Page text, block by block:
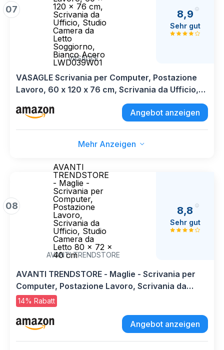
07
120 x 76 cm,
Scrivania da
Ufficio, Studio
Camera da
Letto
Soggiorno,
Bianco Acero
LWD039W01
VASAGLE
8,9
Sehr gut
VASAGLE Scrivania per Computer, Postazione
Lavoro, 60 x 120 x 76 cm, Scrivania da Ufficio,
Studio Camera da Letto Soggiorno, Bianco
Acero LWD039W01
Angebot anzeigen
Mehr Anzeigen
08
AVANTI
TRENDSTORE
- Maglie -
Scrivania per
Computer,
Postazione
Lavoro,
Scrivania da
Ufficio, Studio
Camera da
Letto 80 x 72 x
40 cm
AVANTI TRENDSTORE
8,8
Sehr gut
AVANTI TRENDSTORE - Maglie - Scrivania per
Computer, Postazione Lavoro, Scrivania da
Ufficio, Studio Camera da Letto 80 x 72 x 40 cm
14% Rabatt
Angebot anzeigen